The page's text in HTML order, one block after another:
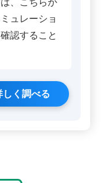
ュレーショ
認すること
く調べる